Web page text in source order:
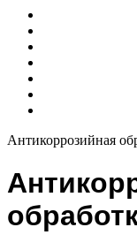
Антикоррозийная